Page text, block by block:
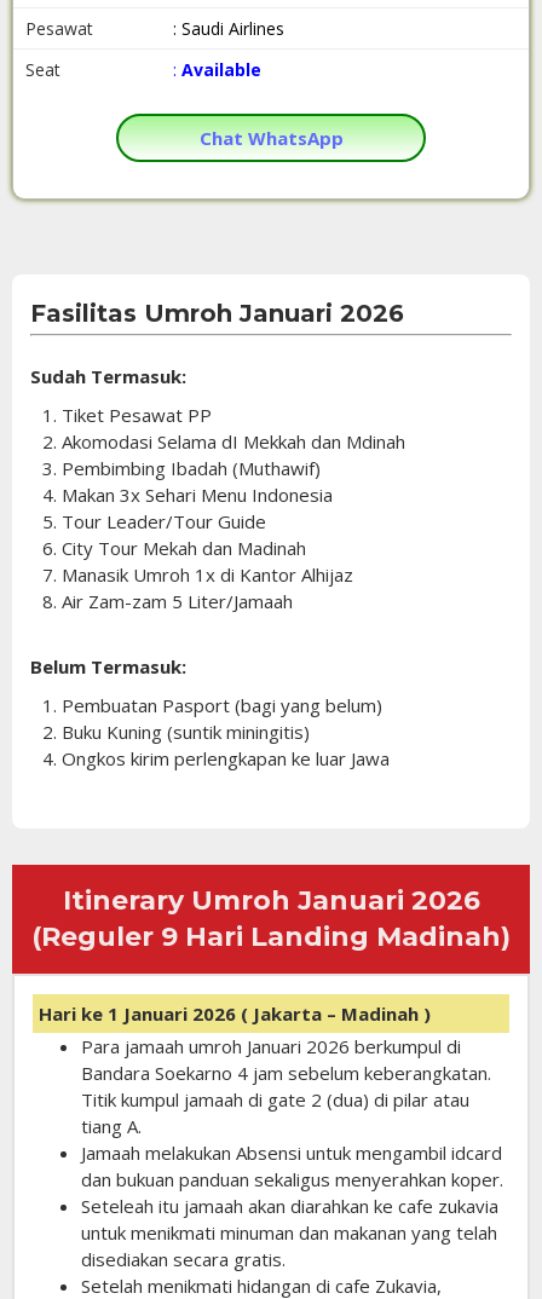
Pesawat
: Saudi Airlines
Seat
: Available
Chat WhatsApp
Fasilitas Umroh Januari 2026
Sudah Termasuk:
1. Tiket Pesawat PP
2. Akomodasi Selama dI Mekkah dan Mdinah
3. Pembimbing Ibadah (Muthawif)
4. Makan 3x Sehari Menu Indonesia
5. Tour Leader/Tour Guide
6. City Tour Mekah dan Madinah
7. Manasik Umroh 1x di Kantor Alhijaz
8. Air Zam-zam 5 Liter/Jamaah
Belum Termasuk:
1. Pembuatan Pasport (bagi yang belum)
2. Buku Kuning (suntik miningitis)
4. Ongkos kirim perlengkapan ke luar Jawa
Itinerary Umroh Januari 2026
(Reguler 9 Hari Landing Madinah)
Hari ke 1 Januari 2026 ( Jakarta – Madinah )
Para jamaah umroh Januari 2026 berkumpul di
Bandara Soekarno 4 jam sebelum keberangkatan.
Titik kumpul jamaah di gate 2 (dua) di pilar atau
tiang A.
Jamaah melakukan Absensi untuk mengambil idcard
dan bukuan panduan sekaligus menyerahkan koper.
Seteleah itu jamaah akan diarahkan ke cafe zukavia
untuk menikmati minuman dan makanan yang telah
disediakan secara gratis.
Setelah menikmati hidangan di cafe Zukavia,